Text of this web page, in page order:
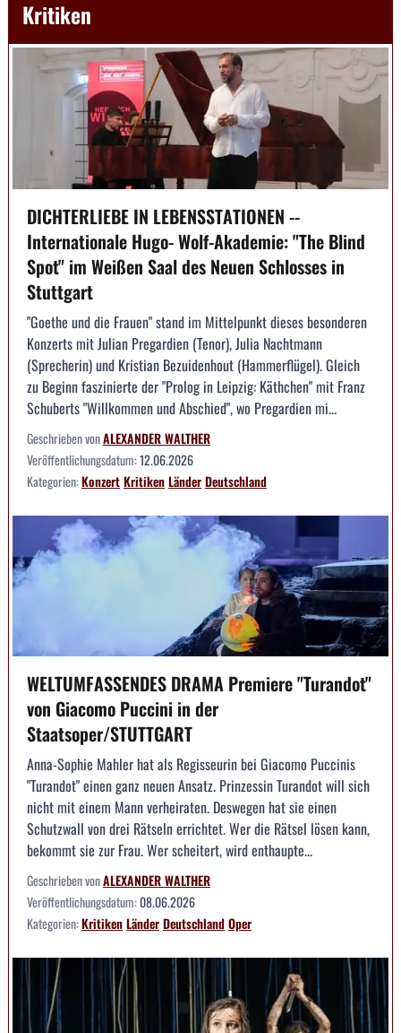
Kritiken
DICHTERLIEBE IN LEBENSSTATIONEN --
Internationale Hugo- Wolf-Akademie: "The Blind
Spot" im Weißen Saal des Neuen Schlosses in
Stuttgart
"Goethe und die Frauen" stand im Mittelpunkt dieses besonderen
Konzerts mit Julian Pregardien (Tenor), Julia Nachtmann
(Sprecherin) und Kristian Bezuidenhout (Hammerflügel). Gleich
zu Beginn faszinierte der "Prolog in Leipzig: Käthchen" mit Franz
Schuberts "Willkommen und Abschied", wo Pregardien mi...
Geschrieben vonALEXANDER WALTHER
Veröffentlichungsdatum:12.06.2026
Kategorien:KonzertKritikenLänderDeutschland
WELTUMFASSENDES DRAMA Premiere "Turandot"
von Giacomo Puccini in der
Staatsoper/STUTTGART
Anna-Sophie Mahler hat als Regisseurin bei Giacomo Puccinis
"Turandot" einen ganz neuen Ansatz. Prinzessin Turandot will sich
nicht mit einem Mann verheiraten. Deswegen hat sie einen
Schutzwall von drei Rätseln errichtet. Wer die Rätsel lösen kann,
bekommt sie zur Frau. Wer scheitert, wird enthaupte...
Geschrieben vonALEXANDER WALTHER
Veröffentlichungsdatum:08.06.2026
Kategorien:KritikenLänderDeutschlandOper